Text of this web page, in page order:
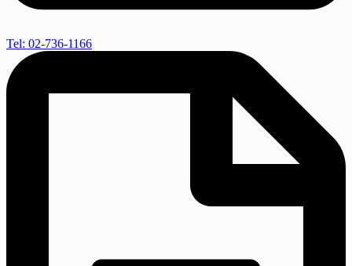
Tel: 02-736-1166